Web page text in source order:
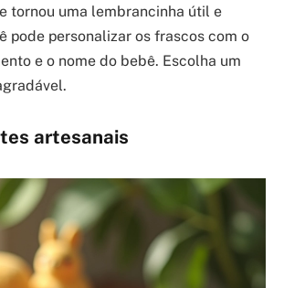
tornou uma lembrancinha útil e
pode personalizar os frascos com o
e o nome do bebê. Escolha um
artesanais